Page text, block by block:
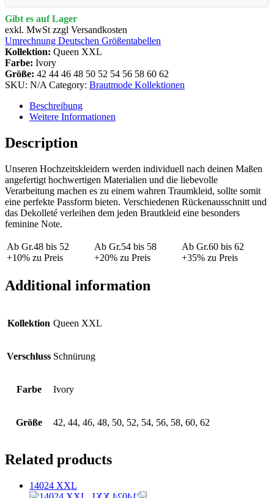
Gibt es auf Lager
exkl. MwSt zzgl Versandkosten
Umrechnung Deutschen Größentabellen
Kollektion: Queen XXL
Farbe: Ivory
Größe: 42 44 46 48 50 52 54 56 58 60 62
SKU: N/A Category: Brautmode Kollektionen
Beschreibung
Weitere Informationen
Description
Unseren Hochzeitskleidern werden individuell nach deinen Maßen
angefertigt hochwertigen Materialien und die liebevolle
Verarbeitung machen es zu einem wahren Traumkleid, sollte somit
eine perfekte Passform bieten. Verschiedenen Rückenausschnitt und
das Dekolleté verleihen dem jeden Brautkleid eine besonders
feminine Note.
Ab Gr.48 bis 52
+10% zu Preis
Ab Gr.54 bis 58
+20% zu Preis
Ab Gr.60 bis 62
+35% zu Preis
Additional information
Kollektion Queen XXL
Verschluss Schnürung
Farbe Ivory
Größe 42, 44, 46, 48, 50, 52, 54, 56, 58, 60, 62
Related products
14024 XXL